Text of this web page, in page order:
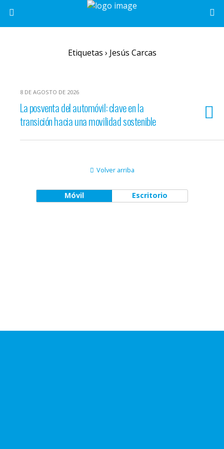
Etiquetas › Jesús Carcas
8 DE AGOSTO DE 2026
La posventa del automóvil: clave en la
transición hacia una movilidad sostenible
Volver arriba
Móvil Escritorio